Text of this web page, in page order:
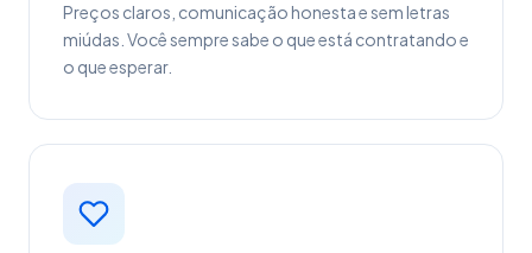
Preços claros, comunicação honesta e sem letras
miúdas. Você sempre sabe o que está contratando e
o que esperar.